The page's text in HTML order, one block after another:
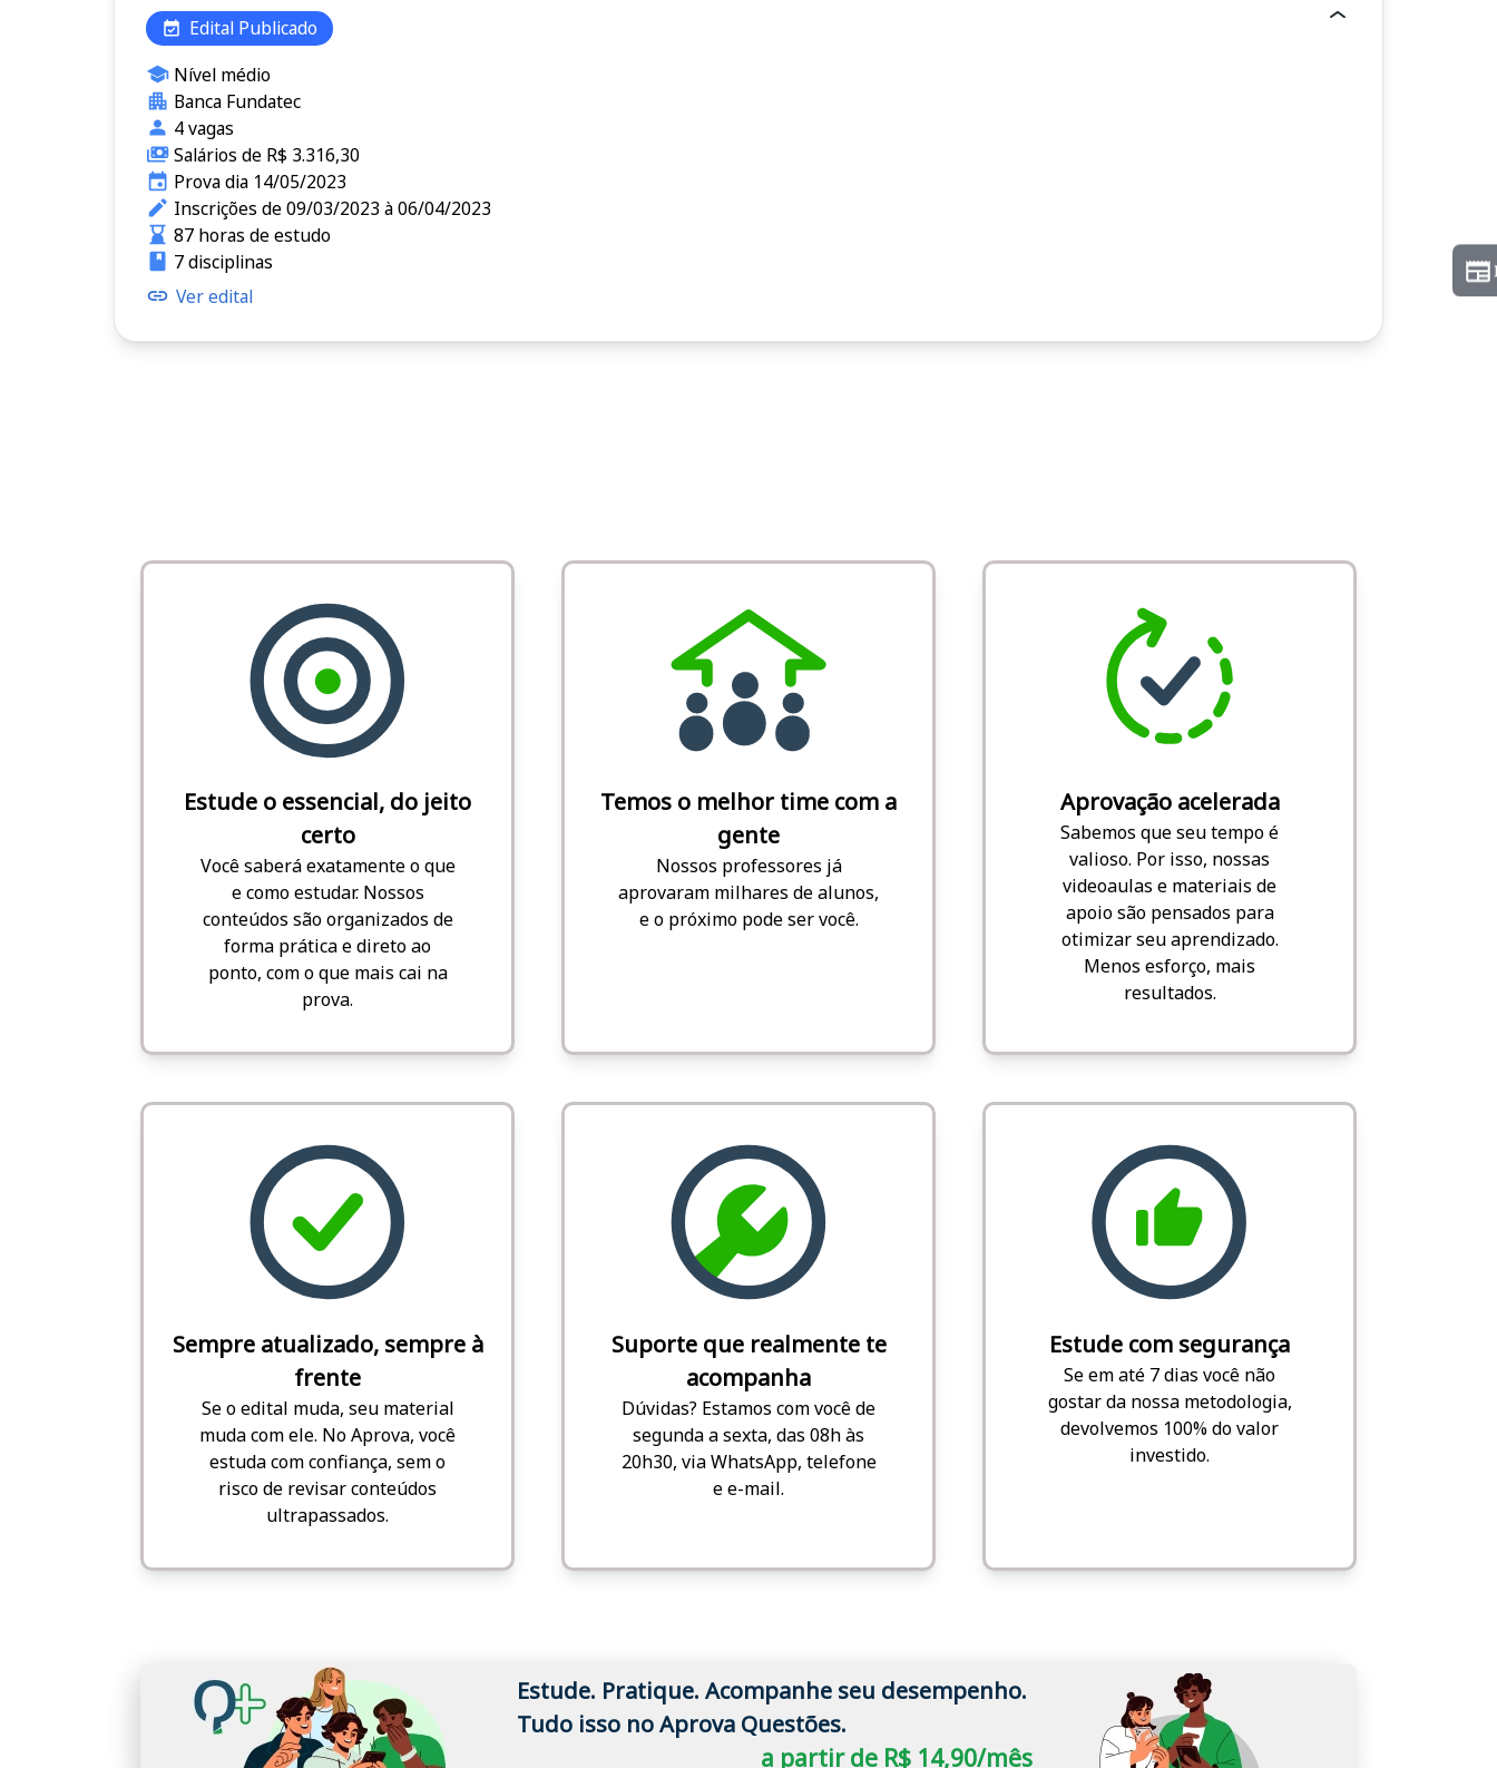
Edital Publicado
Nível médio
Banca Fundatec
4 vagas
Salários de R$ 3.316,30
Prova dia 14/05/2023
Inscrições de 09/03/2023 à 06/04/2023
87 horas de estudo
7 disciplinas
Ver edital
Estude o essencial, do jeito
certo
Você saberá exatamente o que
e como estudar. Nossos
conteúdos são organizados de
forma prática e direto ao
ponto, com o que mais cai na
prova.
Temos o melhor time com a
gente
Nossos professores já
aprovaram milhares de alunos,
e o próximo pode ser você.
Aprovação acelerada
Sabemos que seu tempo é
valioso. Por isso, nossas
videoaulas e materiais de
apoio são pensados para
otimizar seu aprendizado.
Menos esforço, mais
resultados.
Sempre atualizado, sempre à
frente
Se o edital muda, seu material
muda com ele. No Aprova, você
estuda com confiança, sem o
risco de revisar conteúdos
ultrapassados.
Suporte que realmente te
acompanha
Dúvidas? Estamos com você de
segunda a sexta, das 08h às
20h30, via WhatsApp, telefone
e e-mail.
Estude com segurança
Se em até 7 dias você não
gostar da nossa metodologia,
devolvemos 100% do valor
investido.
Estude. Pratique. Acompanhe seu desempenho.
Tudo isso no Aprova Questões.
a partir de R$ 14,90/mês